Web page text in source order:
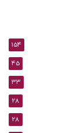
154
45
33
28
28